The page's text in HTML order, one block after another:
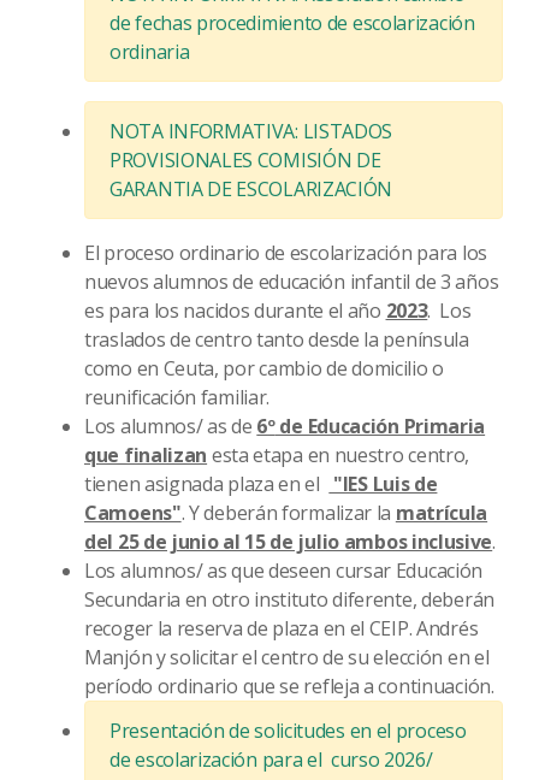
de fechas procedimiento de escolarización
ordinaria
NOTA INFORMATIVA: LISTADOS
PROVISIONALES COMISIÓN DE
GARANTIA DE ESCOLARIZACIÓN
El proceso ordinario de escolarización para los
nuevos alumnos de educación infantil de 3 años
es para los nacidosdurante el año 2023. Los
traslados de centro tanto desde la península
como en Ceuta, por cambio de domicilio o
reunificación familiar.
Los alumnos/ as de 6ºde Educación Primaria
que finalizan esta etapa en nuestro centro,
tienen asignada plaza en el "IES Luis de
Camoens". Y deberán formalizar la matrícula
del 25 de junio al 15 de julio ambos inclusive.
Los alumnos/ as que deseen cursar Educación
Secundaria en otro instituto diferente, deberán
recoger la reserva de plaza en el CEIP. Andrés
Manjón y solicitar el centro de su elección en el
período ordinario que se refleja a continuación.
Presentación de solicitudes en el proceso
de escolarización para el curso 2026/